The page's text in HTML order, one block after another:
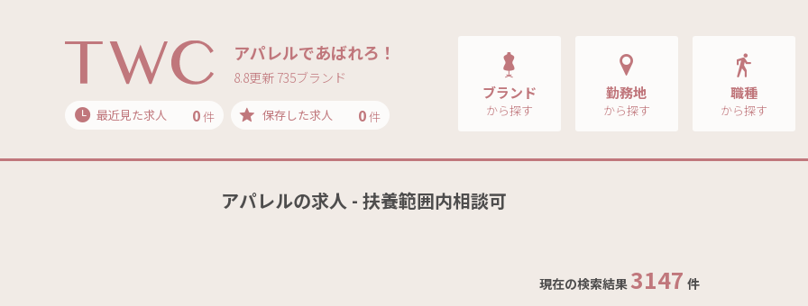
アパレルであばれろ！
8.8更新 735ブランド
最近見た求人 0件 保存した求人 0件
ブランド
から探す
勤務地
から探す
職種
から探す
アパレルの求人 - 扶養範囲内相談可
現在の検索結果 3147 件